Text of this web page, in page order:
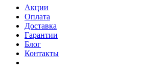
Акции
Оплата
Доставка
Гарантии
Блог
Контакты